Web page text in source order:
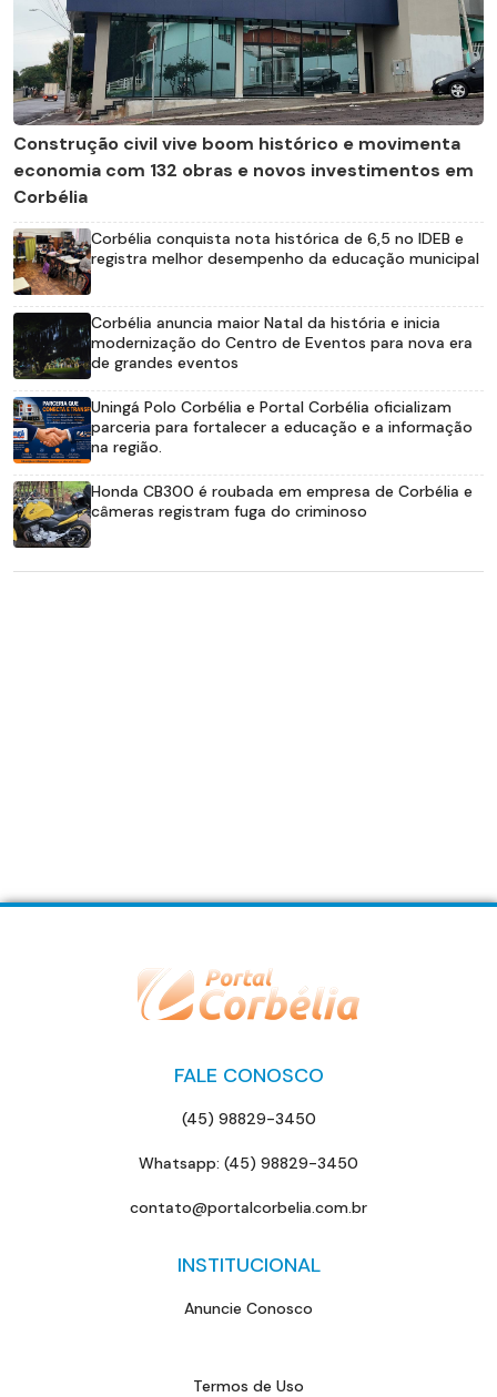
Construção civil vive boom histórico e movimenta
economia com 132 obras e novos investimentos em
Corbélia
Corbélia conquista nota histórica de 6,5 no IDEB e
registra melhor desempenho da educação municipal
Corbélia anuncia maior Natal da história e inicia
modernização do Centro de Eventos para nova era
de grandes eventos
Uningá Polo Corbélia e Portal Corbélia oficializam
parceria para fortalecer a educação e a informação
na região.
Honda CB300 é roubada em empresa de Corbélia e
câmeras registram fuga do criminoso
FALE CONOSCO
(45) 98829-3450
Whatsapp: (45) 98829-3450
contato@portalcorbelia.com.br
INSTITUCIONAL
Anuncie Conosco
Termos de Uso